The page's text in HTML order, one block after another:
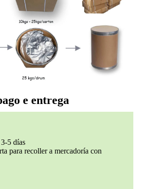
e entrega
5 días
para recoller a mercadoría con